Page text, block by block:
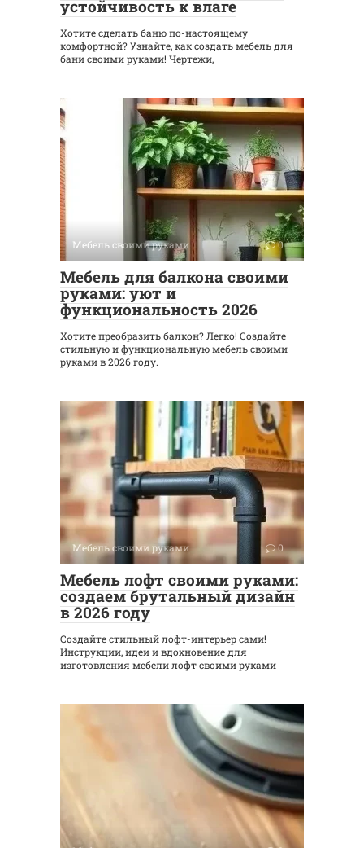
устойчивость к влаге
Хотите сделать баню по-настоящему
комфортной? Узнайте, как создать мебель для
бани своими руками! Чертежи,
Мебель своими руками 0
Мебель для балкона своими
руками: уют и
функциональность 2026
Хотите преобразить балкон? Легко! Создайте
стильную и функциональную мебель своими
руками в 2026 году.
Мебель своими руками 0
Мебель лофт своими руками:
создаем брутальный дизайн
в 2026 году
Создайте стильный лофт-интерьер сами!
Инструкции, идеи и вдохновение для
изготовления мебели лофт своими руками